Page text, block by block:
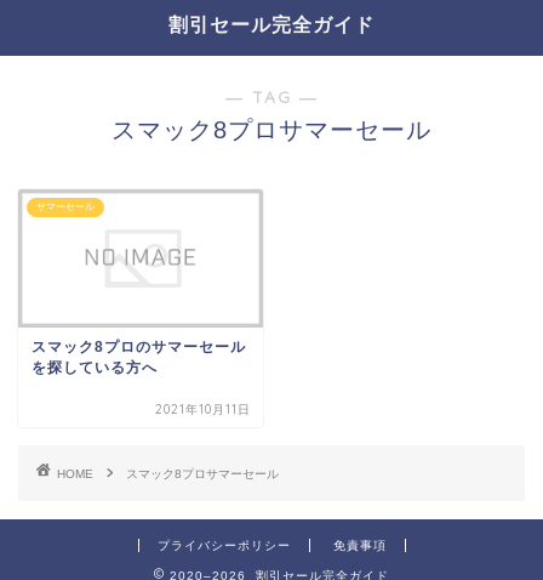
割引セール完全ガイド
― TAG ―
スマック8プロサマーセール
サマーセール
スマック8プロのサマーセール
を探している方へ
2021年10月11日
HOME スマック8プロサマーセール
プライバシーポリシー 免責事項
2020–2026 割引セール完全ガイド